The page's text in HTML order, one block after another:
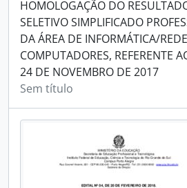
HOMOLOGAÇÃO DO
SELETIVO SIMPLIFICADO
DA ÁREA DE INFORMÁTICA/
COMPUTADORES, REFERENTE
24 DE NOVEMBRO DE 2017
Sem título